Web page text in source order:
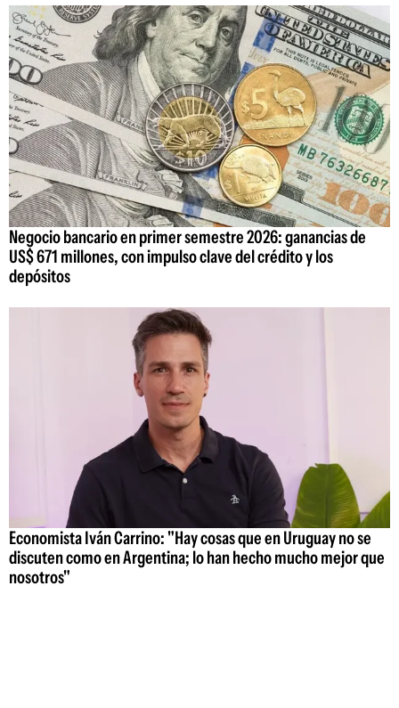
Negocio bancario en primer semestre 2026: ganancias de
US$ 671 millones, con impulso clave del crédito y los
depósitos
Economista Iván Carrino: "Hay cosas que en Uruguay no se
discuten como en Argentina; lo han hecho mucho mejor que
nosotros"